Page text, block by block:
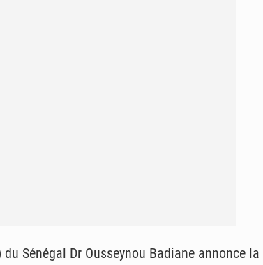
Sénégal Dr Ousseynou Badiane annonce